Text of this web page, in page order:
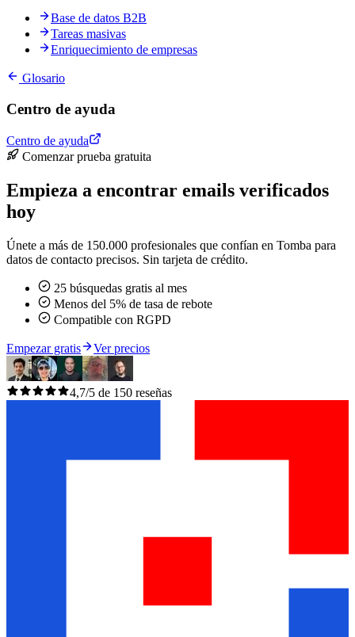
Base de datos B2B
Tareas masivas
Enriquecimiento de empresas
Glosario
Centro de ayuda
Centro de ayuda
Comenzar prueba gratuita
Empieza a encontrar emails verificados
hoy
Únete a más de 150.000 profesionales que confían en Tomba para
datos de contacto precisos. Sin tarjeta de crédito.
25 búsquedas gratis al mes
Menos del 5% de tasa de rebote
Compatible con RGPD
Empezar gratis Ver precios
4,7/5 de 150 reseñas